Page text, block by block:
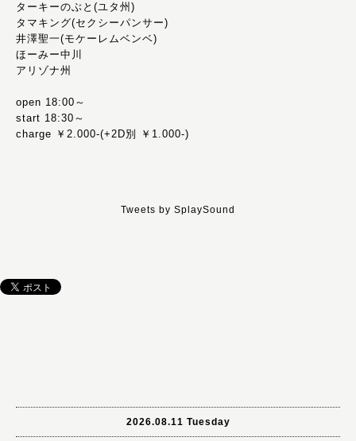
ターキーのぶと(ユタ州)
タマキング(セクシーパンサー)
井澤聖一(モケーレムベンベ)
ほーみー中川
アリゾナ州
open 18:00～
start 18:30～
charge ￥2.000-(+2D別 ￥1.000-)
Tweets by SplaySound
2026.08.11 Tuesday